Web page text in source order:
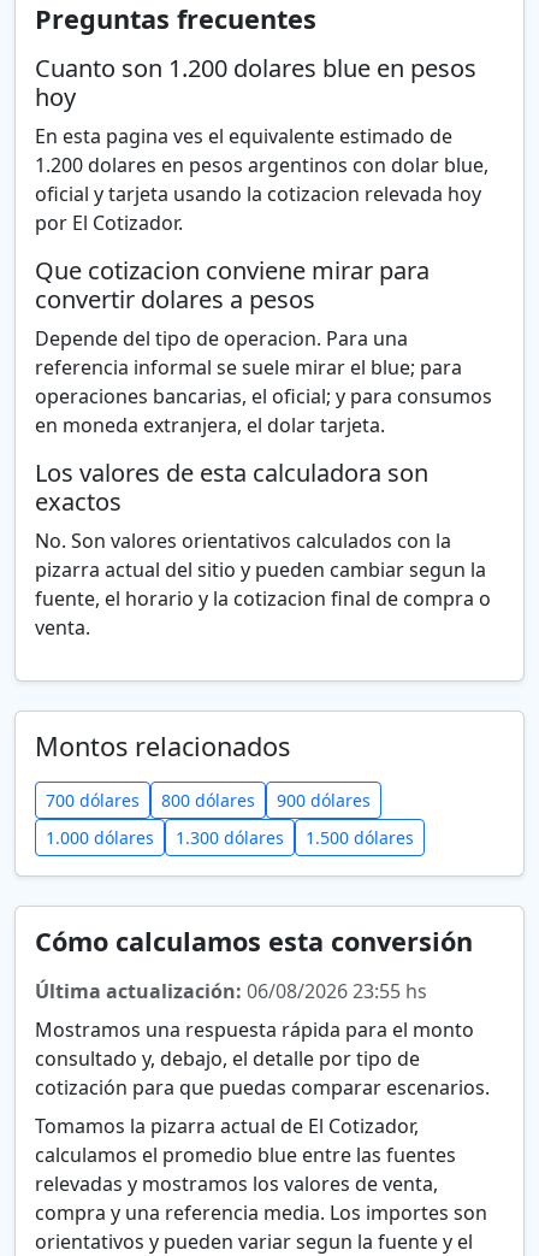
Preguntas frecuentes
Cuanto son 1.200 dolares blue en pesos
hoy
En esta pagina ves el equivalente estimado de
1.200 dolares en pesos argentinos con dolar blue,
oficial y tarjeta usando la cotizacion relevada hoy
por El Cotizador.
Que cotizacion conviene mirar para
convertir dolares a pesos
Depende del tipo de operacion. Para una
referencia informal se suele mirar el blue; para
operaciones bancarias, el oficial; y para consumos
en moneda extranjera, el dolar tarjeta.
Los valores de esta calculadora son
exactos
No. Son valores orientativos calculados con la
pizarra actual del sitio y pueden cambiar segun la
fuente, el horario y la cotizacion final de compra o
venta.
Montos relacionados
700 dólares 800 dólares
900 dólares
1.000 dólares
1.300 dólares 1.500 dólares
Cómo calculamos esta conversión
Última actualización: 06/08/2026 23:55 hs
Mostramos una respuesta rápida para el monto
consultado y, debajo, el detalle por tipo de
cotización para que puedas comparar escenarios.
Tomamos la pizarra actual de El Cotizador,
calculamos el promedio blue entre las fuentes
relevadas y mostramos los valores de venta,
compra y una referencia media. Los importes son
orientativos y pueden variar segun la fuente y el